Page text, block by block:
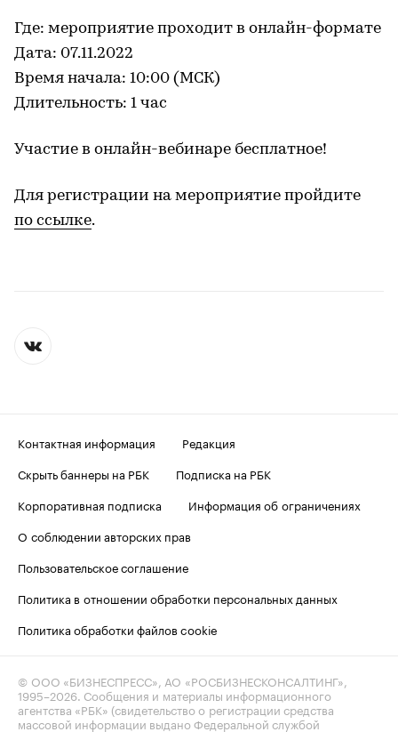
Где: мероприятие проходит в онлайн-формате
Дата: 07.11.2022
Время начала: 10:00 (МСК)
Длительность: 1 час
Участие в онлайн-вебинаре бесплатное!
Для регистрации на мероприятие пройдите
по ссылке.
Контактная информация
Редакция
Скрыть баннеры на РБК
Подписка на РБК
Корпоративная подписка
Информация об ограничениях
О соблюдении авторских прав
Пользовательское соглашение
Политика в отношении обработки персональных данных
Политика обработки файлов cookie
© ООО «БИЗНЕСПРЕСС», АО «РОСБИЗНЕСКОНСАЛТИНГ»,
1995–2026. Сообщения и материалы информационного
агентства «РБК» (свидетельство о регистрации средства
массовой информации выдано Федеральной службой